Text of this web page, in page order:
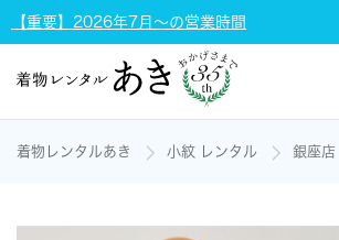
【重要】2026年7月～の営業時間
着物レンタルあき 小紋 レンタル 銀座店